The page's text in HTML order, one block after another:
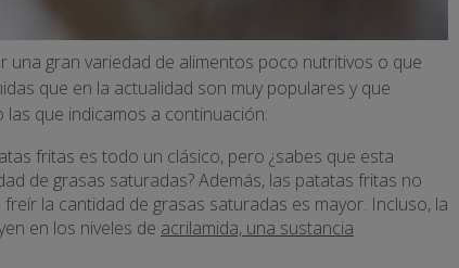
gran variedad de alimentos poco nutritivos o que
que en la actualidad son muy populares y que
que indicamos a continuación:
fritas es todo un clásico, pero ¿sabes que esta
de grasas saturadas? Además, las patatas fritas no
la cantidad de grasas saturadas es mayor. Incluso, la
en los niveles de acrilamida, una sustancia